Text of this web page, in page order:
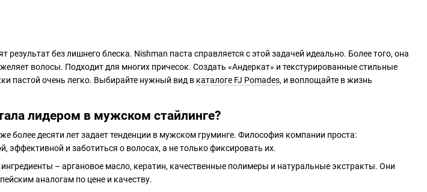
без лишнего блеска. Nishman паста справляется с этой задачей идеально. Более того, она
волосы. Подходит для многих причесок. Создать «Андеркат» и текстурированные стильные
пастой очень легко. Выбирайте нужный вид в каталоге FJ Pomades, и воплощайте в жизнь
лидером в мужском стайлинге?
более десяти лет задает тенденции в мужском груминге. Философия компании проста:
эффективной и заботиться о волосах, а не только фиксировать их.
– аргановое масло, кератин, качественные полимеры и натуральные экстракты. Они
аналогам по цене и качеству.